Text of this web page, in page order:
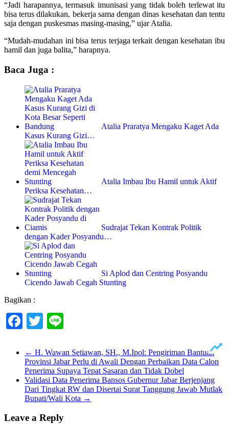
“Jadi harapannya, termasuk imunisasi yang tidak boleh terlewat itu
bisa terus dilakukan, bekerja sama dengan dinas kesehatan dan tentu
saja dengan puskesmas masing-masing,” ujar Atalia.
“Mudah-mudahan ini bisa terus terjaga terkait dengan kesehatan ibu
hamil dan juga balita,” harapnya.
Baca Juga :
Atalia Praratya Mengaku Kaget Ada
Kasus Kurang Gizi…
Atalia Imbau Ibu Hamil untuk Aktif
Periksa Kesehatan…
Sudrajat Tekan Kontrak Politik
dengan Kader Posyandu…
Si Aplod dan Centring Posyandu
Cicendo Jawab Cegah Stunting
Bagikan :
Facebook
Twitter
← H. Wawan Setiawan, SH., M.Ipol: Pengiriman Bantuan
Provinsi Jabar Perlu di Awali Dengan Perbaikan Data Calon
Penerima Supaya Tepat Sasaran dan Tidak Dobel
Validasi Data Penerima Bansos Gubernur Jabar Berjenjang
Dari Tingkat RW dan Disertai Surat Tanggung Jawab Mutlak
Bupati/Wali Kota →
Leave a Reply